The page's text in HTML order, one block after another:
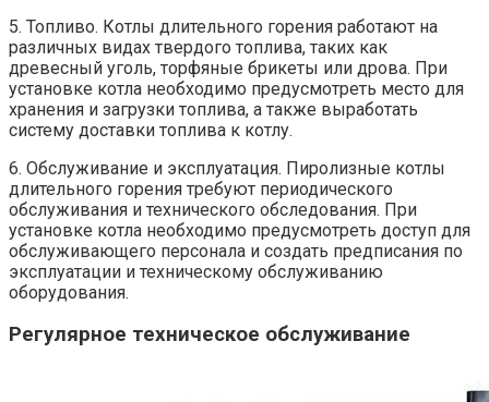
5. Топливо. Котлы длительного горения работают на
различных видах твердого топлива, таких как
древесный уголь, торфяные брикеты или дрова. При
установке котла необходимо предусмотреть место для
хранения и загрузки топлива, а также выработать
систему доставки топлива к котлу.
6. Обслуживание и эксплуатация. Пиролизные котлы
длительного горения требуют периодического
обслуживания и технического обследования. При
установке котла необходимо предусмотреть доступ для
обслуживающего персонала и создать предписания по
эксплуатации и техническому обслуживанию
оборудования.
Регулярное техническое обслуживание